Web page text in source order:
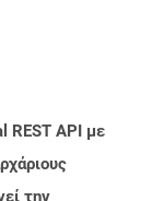
REST API με
την